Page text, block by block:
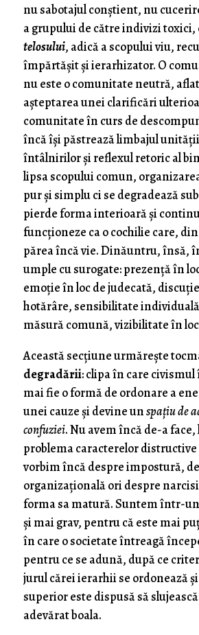
nu sabotajul conștient, nu
a grupului de către indivizi toxici,
telosului, adică a scopului viu,
împărtășit și ierarhizator. O
nu este o comunitate neutră,
așteptarea unei clarificări
comunitate în curs de
încă își păstrează limbajul
întâlnirilor și reflexul retoric al
lipsa scopului comun,
pur și simplu ci se degradează
pierde forma interioară și
funcționeze ca o cochilie care,
părea încă vie. Dinăuntru, însă,
umple cu surogate: prezență în
emoție în loc de judecată,
hotărâre, sensibilitate
măsură comună, vizibilitate în
Această secțiune urmărește
degradării: clipa în care civismul
mai fie o formă de ordonare a
unei cauze și devine unspațiu de
confuziei. Nu avem încă de-a face,
problema caracterelor
vorbim încă despre impostură,
organizațională ori despre
forma sa matură. Suntem într-
și mai grav, pentru că este mai
în care o societate întreagă
pentru ce se adună, după ce
jurul cărei ierarhii se ordonează
superior este dispusă să
adevărat boala.